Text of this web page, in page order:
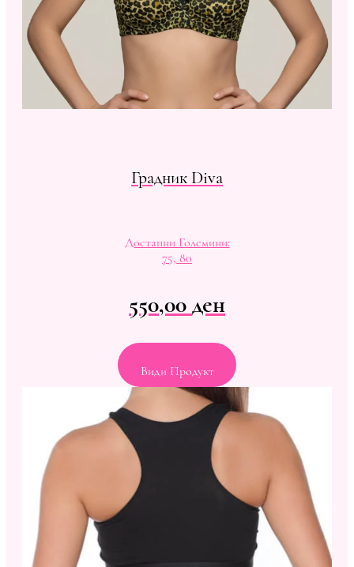
Градник Diva
Достапни Големини:
75, 80
550,00ден
Види Продукт